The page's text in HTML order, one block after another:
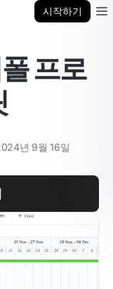
시작하기
프로
년 9월 16일